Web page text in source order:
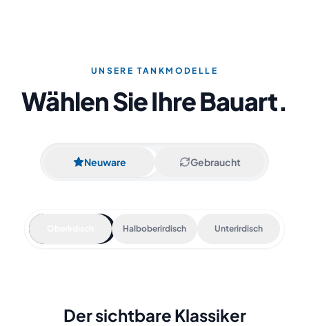
UNSERE TANKMODELLE
Wählen Sie Ihre Bauart.
Neuware Gebraucht
Halboberirdisch Unterirdisch
Der sichtbare Klassiker